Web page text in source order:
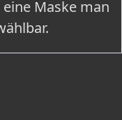
Maske man